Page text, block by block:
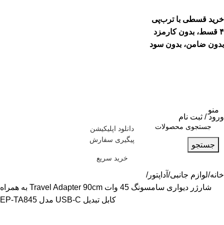
خرید قسطی با ترب‌پی
۴ قسط، بدون کارمزد
بدون ضامن، بدون سود
ورود / ثبت نام
دانلود اپلیکیشن
پیگیری سفارش
منو
جستجو
خرید سریع
خانه لوازم جانبی آداپتور
شارژر دیواری سامسونگ 45 وات Travel Adapter 90cm به همراه
کابل تبدیل USB-C مدل EP-TA845